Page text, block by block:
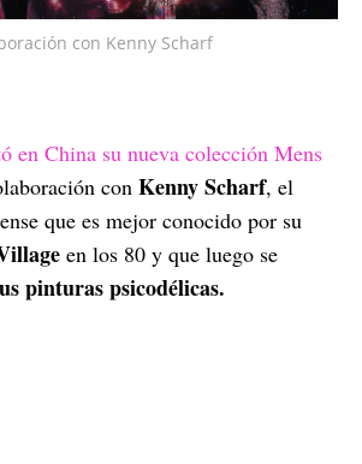
con Kenny Scharf
en China su nueva colección Mens
con Kenny Scharf, el
que es mejor conocido por su
en los 80 y que luego se
pinturas psicodélicas.